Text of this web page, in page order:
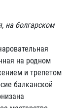
на болгарском
на родном
и трепетом
балканской